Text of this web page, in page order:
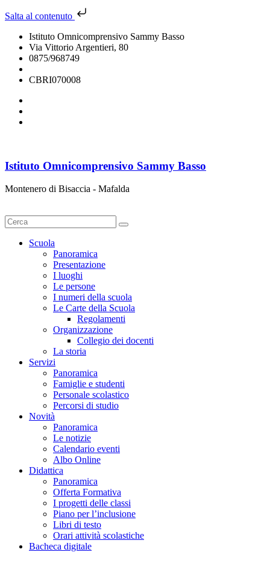
Salta al contenuto
Istituto Omnicomprensivo Sammy Basso
Via Vittorio Argentieri, 80
0875/968749
CBRI070008
Istituto Omnicomprensivo Sammy Basso
Montenero di Bisaccia - Mafalda
Scuola
Panoramica
Presentazione
I luoghi
Le persone
I numeri della scuola
Le Carte della Scuola
Regolamenti
Organizzazione
Collegio dei docenti
La storia
Servizi
Panoramica
Famiglie e studenti
Personale scolastico
Percorsi di studio
Novità
Panoramica
Le notizie
Calendario eventi
Albo Online
Didattica
Panoramica
Offerta Formativa
I progetti delle classi
Piano per l’inclusione
Libri di testo
Orari attività scolastiche
Bacheca digitale